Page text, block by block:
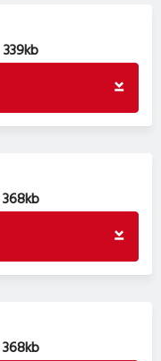
339kb
368kb
368kb